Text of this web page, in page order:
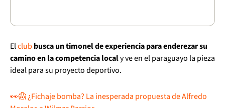
Elclub busca un timonel de experiencia para enderezar su
camino en la competencia localy ve en el paraguayo la pieza
ideal para su proyecto deportivo.
👀😱 ¿Fichaje bomba? La inesperada propuesta de Alfredo